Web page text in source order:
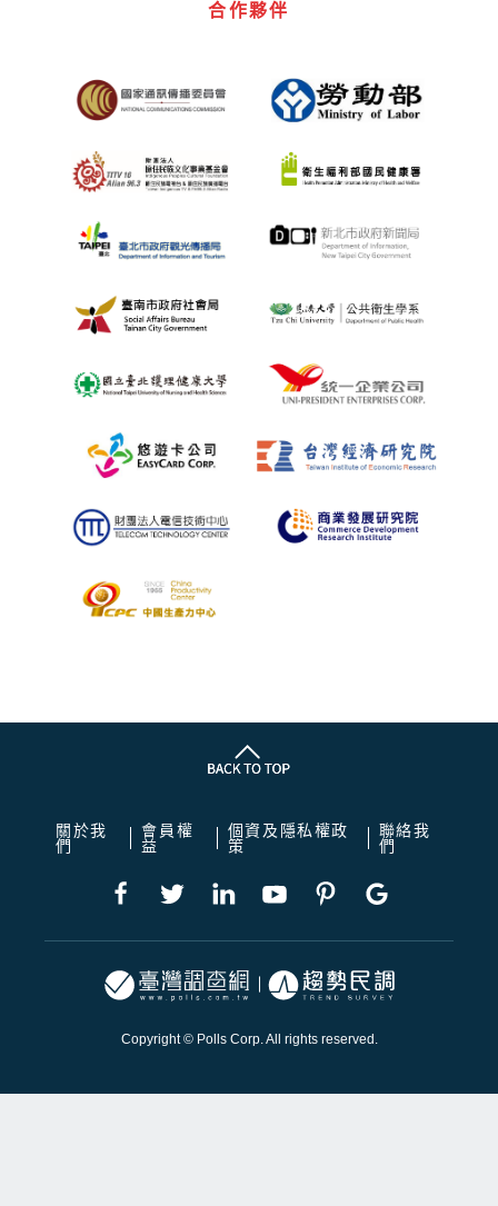
合作夥伴
關於我
們
會員權
益
個資及隱私權政
策
聯絡我
們
Copyright © Polls Corp. All rights reserved.